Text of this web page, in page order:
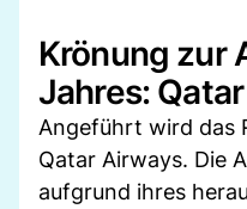
Krönung zur
Jahres:
Angeführt wird das
Qatar Airways. Die
aufgrund ihres